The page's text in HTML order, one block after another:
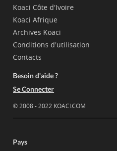
Koaci Côte d'Ivoire
Koaci Afrique
Archives Koaci
Conditions d'utilisation
Contacts
Besoin d'aide ?
Se Connecter
© 2008 - 2022 KOACI.COM
Pays